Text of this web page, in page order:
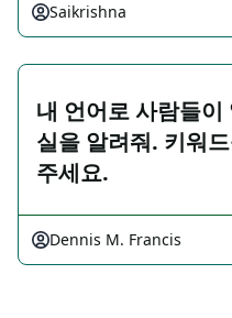
Saikrishna
내 언어로 사람들
실을 알려줘. 키워
주세요.
Dennis M. Francis